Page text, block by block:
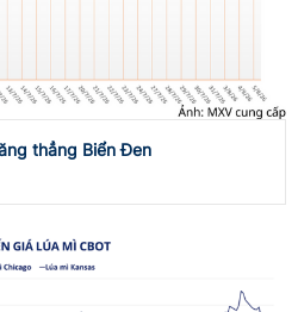
thẳng Biển Đen